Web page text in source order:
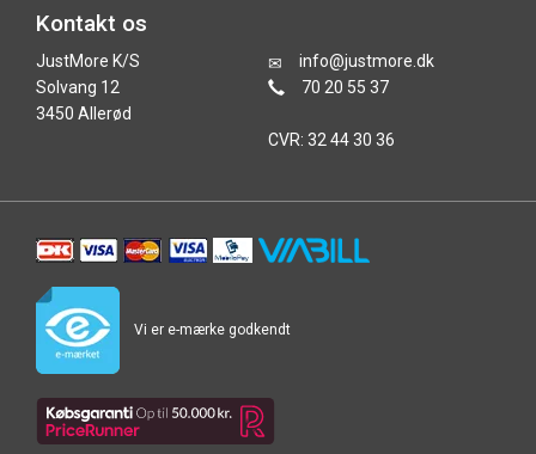
Kontakt os
JustMore K/S
Solvang 12
3450 Allerød
info@justmore.dk
70 20 55 37
CVR: 32 44 30 36
Vi er e-mærke godkendt